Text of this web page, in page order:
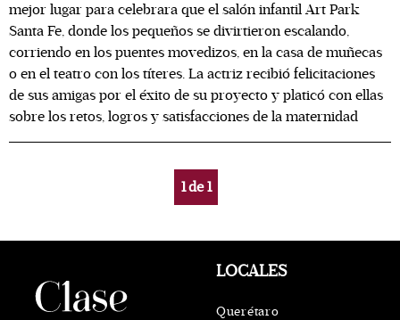
mejor lugar para celebrara que el salón infantil Art Park
Santa Fe, donde los pequeños se divirtieron escalando,
corriendo en los puentes movedizos, en la casa de muñecas
o en el teatro con los títeres. La actriz recibió felicitaciones
de sus amigas por el éxito de su proyecto y platicó con ellas
sobre los retos, logros y satisfacciones de la maternidad
1de1
LOCALES
Querétaro